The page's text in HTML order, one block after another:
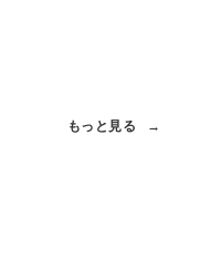
もっと見る